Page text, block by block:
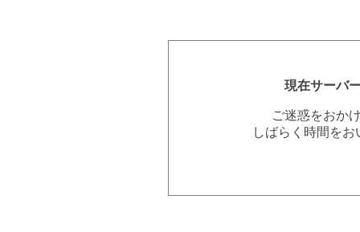
現在サーバ
ご迷惑をおか
しばらく時間を